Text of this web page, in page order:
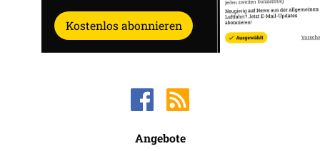
Kostenlos abonnieren
Angebote